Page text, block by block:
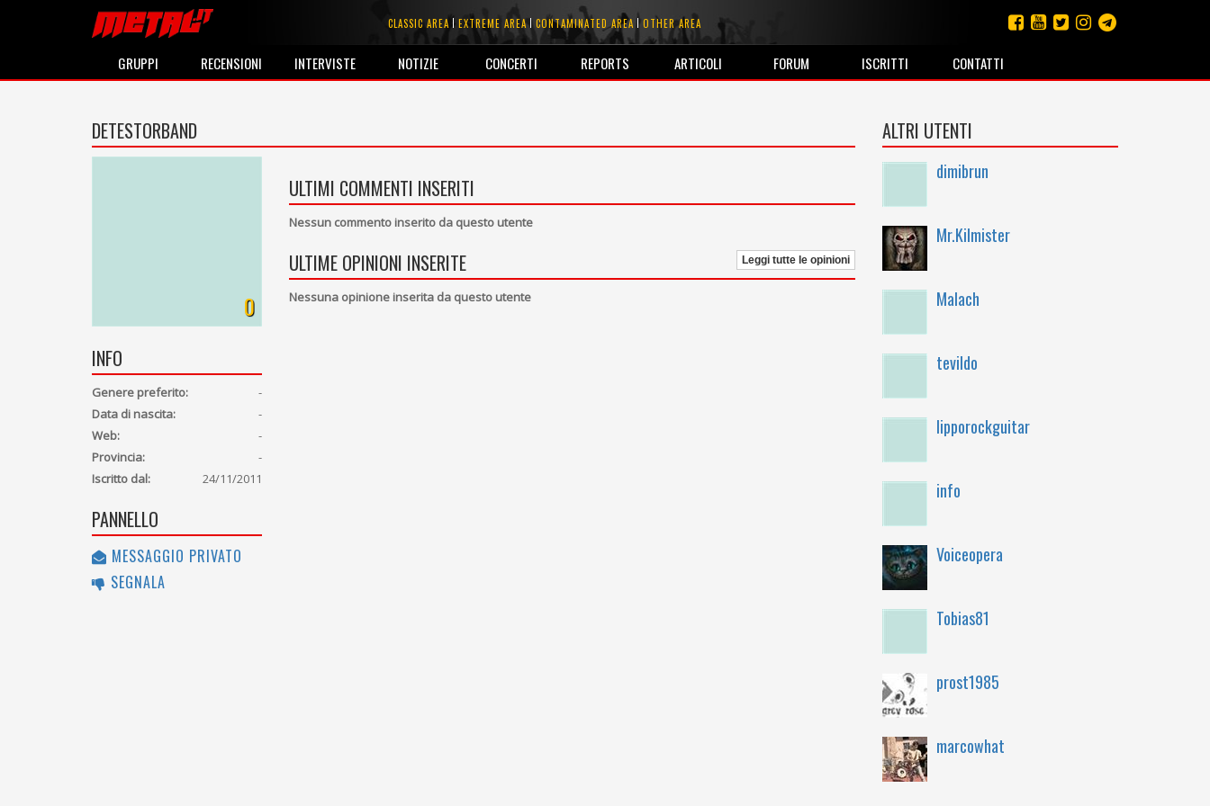
CLASSIC AREA EXTREME AREA CONTAMINATED AREA OTHER AREA
GRUPPI RECENSIONI INTERVISTE NOTIZIE CONCERTI REPORTS ARTICOLI FORUM ISCRITTI CONTATTI
DETESTORBAND
0
INFO
Genere preferito:
-
Data di nascita:
-
Web:
-
Provincia:
-
Iscritto dal:
24/11/2011
PANNELLO
MESSAGGIO PRIVATO
SEGNALA
ULTIMI COMMENTI INSERITI
Nessun commento inserito da questo utente
ULTIME OPINIONI INSERITE Leggi tutte le opinioni
Nessuna opinione inserita da questo utente
ALTRI UTENTI
dimibrun
Mr.Kilmister
Malach
tevildo
lipporockguitar
info
Voiceopera
Tobias81
prost1985
marcowhat